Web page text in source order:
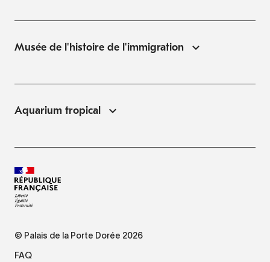
Musée de l'histoire de l'immigration
Aquarium tropical
© Palais de la Porte Dorée 2026
FAQ